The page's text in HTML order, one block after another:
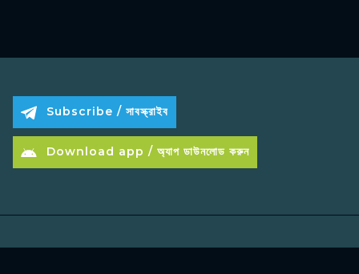
Subscribe / সাবস্ক্রাইব
Download app / অ্যাপ ডাউনলোড করুন